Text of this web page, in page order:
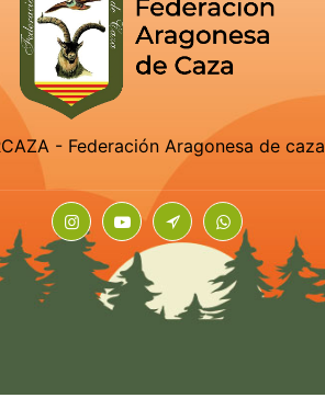
- Federación Aragonesa de caza